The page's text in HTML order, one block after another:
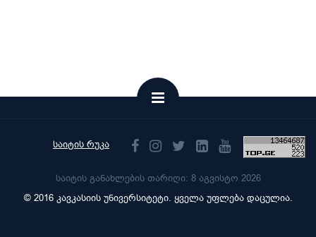
საიტის რუკა
საიტის განახლების თარიღი: 8 აგვისტო 2026
© 2016 კავკასიის უნივერსიტეტი. ყველა უფლება დაცულია.